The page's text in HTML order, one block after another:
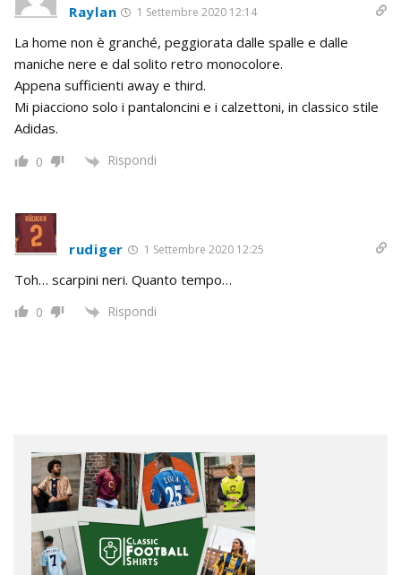
Raylan 1 Settembre 2020 12:14
La home non è granché, peggiorata dalle spalle e dalle
maniche nere e dal solito retro monocolore.
Appena sufficienti away e third.
Mi piacciono solo i pantaloncini e i calzettoni, in classico stile
Adidas.
0 Rispondi
rudiger 1 Settembre 2020 12:25
Toh… scarpini neri. Quanto tempo…
0 Rispondi